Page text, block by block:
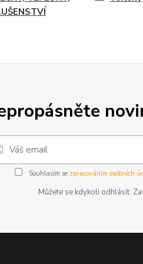
Souhlasím se zpracováním osobních
Můžete se kdykoli odhlásit.